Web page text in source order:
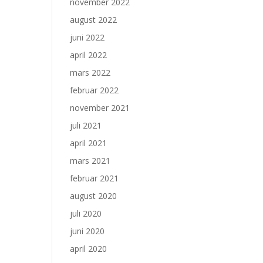
november 2022
august 2022
juni 2022
april 2022
mars 2022
februar 2022
november 2021
juli 2021
april 2021
mars 2021
februar 2021
august 2020
juli 2020
juni 2020
april 2020